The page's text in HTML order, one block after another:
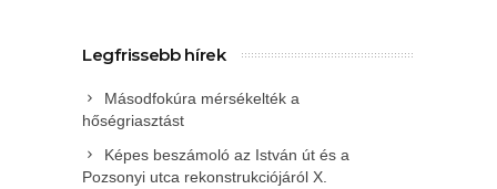
Legfrissebb hírek
Másodfokúra mérsékelték a
hőségriasztást
Képes beszámoló az István út és a
Pozsonyi utca rekonstrukciójáról X.